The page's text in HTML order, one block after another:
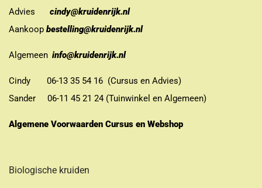
Advies
cindy@kruidenrijk.nl
Aankoop bestelling@kruidenrijk.nl
Algemeen info@kruidenrijk.nl
Cindy 06-13 35 54 16 (Cursus en Advies)
Sander 06-11 45 21 24 (Tuinwinkel en Algemeen)
Algemene Voorwaarden Cursus en Webshop
Biologische kruiden